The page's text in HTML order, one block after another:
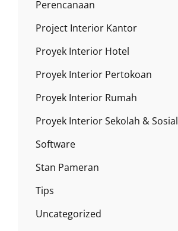
Perencanaan
Project Interior Kantor
Proyek Interior Hotel
Proyek Interior Pertokoan
Proyek Interior Rumah
Proyek Interior Sekolah & Sosial
Software
Stan Pameran
Tips
Uncategorized